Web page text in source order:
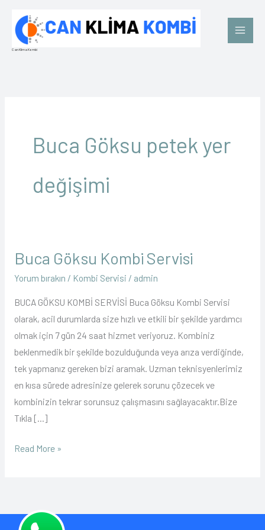
Can Klima Kombi
Buca Göksu petek yer
değişimi
Buca Göksu Kombi Servisi
Yorum bırakın / Kombi Servisi / admin
BUCA GÖKSU KOMBİ SERVİSİ Buca Göksu Kombi Servisi
olarak, acil durumlarda size hızlı ve etkili bir şekilde yardımcı
olmak için 7 gün 24 saat hizmet veriyoruz. Kombiniz
beklenmedik bir şekilde bozulduğunda veya arıza verdiğinde,
tek yapmanız gereken bizi aramak. Uzman teknisyenlerimiz
en kısa sürede adresinize gelerek sorunu çözecek ve
kombinizin tekrar sorunsuz çalışmasını sağlayacaktır.Bize
Tıkla […]
Buca
Servisi
Read More »